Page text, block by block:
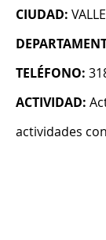
CIUDAD:
TELÉFONO:
ACTIVIDAD:
actividades